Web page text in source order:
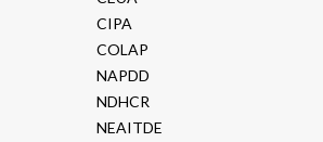
CIPA
COLAP
NAPDD
NDHCR
NEAITDE